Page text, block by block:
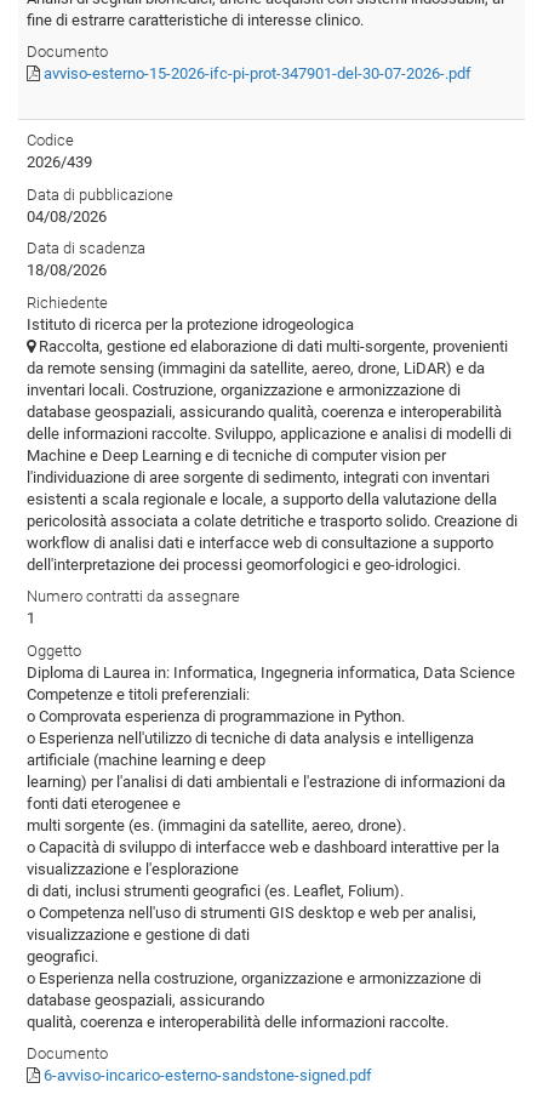
fine di estrarre caratteristiche di interesse clinico.
Documento
avviso-esterno-15-2026-ifc-pi-prot-347901-del-30-07-2026-.pdf
Codice
2026/439
Data di pubblicazione
04/08/2026
Data di scadenza
18/08/2026
Richiedente
Istituto di ricerca per la protezione idrogeologica
Raccolta, gestione ed elaborazione di dati multi-sorgente, provenienti
da remote sensing (immagini da satellite, aereo, drone, LiDAR) e da
inventari locali. Costruzione, organizzazione e armonizzazione di
database geospaziali, assicurando qualità, coerenza e interoperabilità
delle informazioni raccolte. Sviluppo, applicazione e analisi di modelli di
Machine e Deep Learning e di tecniche di computer vision per
l'individuazione di aree sorgente di sedimento, integrati con inventari
esistenti a scala regionale e locale, a supporto della valutazione della
pericolosità associata a colate detritiche e trasporto solido. Creazione di
workflow di analisi dati e interfacce web di consultazione a supporto
dell'interpretazione dei processi geomorfologici e geo-idrologici.
Numero contratti da assegnare
1
Oggetto
Diploma di Laurea in: Informatica, Ingegneria informatica, Data Science
Competenze e titoli preferenziali:
o Comprovata esperienza di programmazione in Python.
o Esperienza nell'utilizzo di tecniche di data analysis e intelligenza
artificiale (machine learning e deep
learning) per l'analisi di dati ambientali e l'estrazione di informazioni da
fonti dati eterogenee e
multi sorgente (es. (immagini da satellite, aereo, drone).
o Capacità di sviluppo di interfacce web e dashboard interattive per la
visualizzazione e l'esplorazione
di dati, inclusi strumenti geografici (es. Leaflet, Folium).
o Competenza nell'uso di strumenti GIS desktop e web per analisi,
visualizzazione e gestione di dati
geografici.
o Esperienza nella costruzione, organizzazione e armonizzazione di
database geospaziali, assicurando
qualità, coerenza e interoperabilità delle informazioni raccolte.
Documento
6-avviso-incarico-esterno-sandstone-signed.pdf